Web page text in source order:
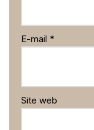
E-mail *
Site web